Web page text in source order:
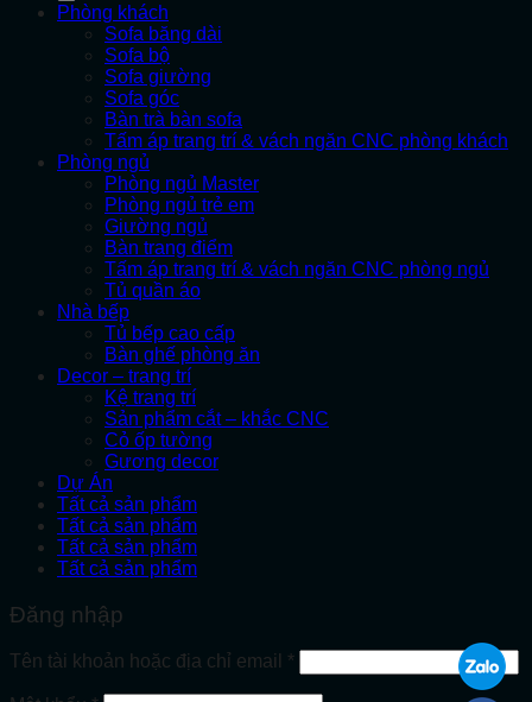
Phòng khách
Sofa băng dài
Sofa bộ
Sofa giường
Sofa góc
Bàn trà bàn sofa
Tấm áp trang trí & vách ngăn CNC phòng khách
Phòng ngủ
Phòng ngủ Master
Phòng ngủ trẻ em
Giường ngủ
Bàn trang điểm
Tấm áp trang trí & vách ngăn CNC phòng ngủ
Tủ quần áo
Nhà bếp
Tủ bếp cao cấp
Bàn ghế phòng ăn
Decor – trang trí
Kệ trang trí
Sản phẩm cắt – khắc CNC
Cỏ ốp tường
Gương decor
Dự Án
Tất cả sản phẩm
Tất cả sản phẩm
Tất cả sản phẩm
Tất cả sản phẩm
Đăng nhập
Tên tài khoản hoặc địa chỉ email *Bắt
buộc